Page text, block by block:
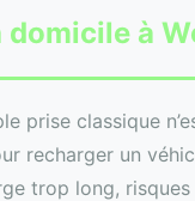
domicile à
prise classique
recharger un
trop long,